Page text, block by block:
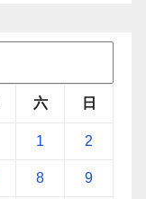
六 日
1 2
8 9